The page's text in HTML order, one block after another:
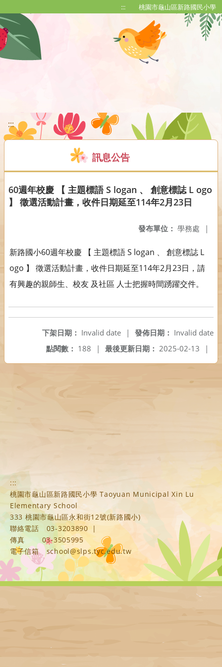
::: 桃園市龜山區新路國民小學
:::
訊息公告
60週年校慶 【 主題標語 S logan 、 創意標誌 L ogo
】 徵選活動計畫，收件日期延至114年2月23日
發布單位： 學務處 |
新路國小60週年校慶 【 主題標語 S logan 、 創意標誌 L
ogo 】 徵選活動計畫，收件日期延至114年2月23日，請
有興趣的親師生、校友 及社區 人士把握時間踴躍交件。
發佈日期： Invalid date
下架日期： Invalid date
|
最後更新日期： 2025-02-13 |
點閱數： 188 |
:::
桃園市龜山區新路國民小學 Taoyuan Municipal Xin Lu
Elementary School
333 桃園市龜山區永和街12號(新路國小)
聯絡電話
03-3203890
|
傳真
03-3505995
電子信箱
school@slps.tyc.edu.tw